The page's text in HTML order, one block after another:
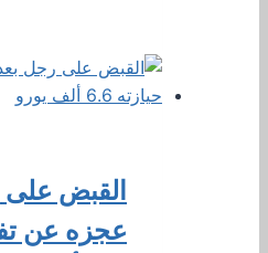
القبض
عجزه عن